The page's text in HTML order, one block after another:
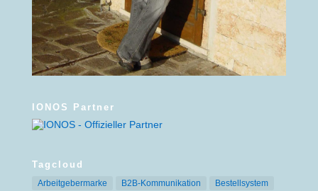
IONOS Partner
Tagcloud
Arbeitgebermarke B2B-Kommunikation
Bestellsystem